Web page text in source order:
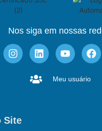
Nos siga em nossas
Meu usuário
Site